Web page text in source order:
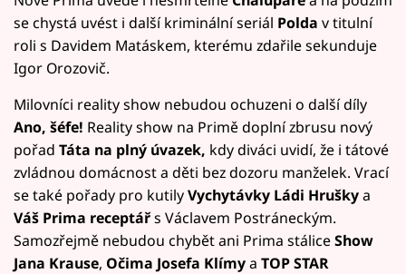
se chystá uvést i další kriminální seriál Polda v titulní
roli s Davidem Matáskem, kterému zdařile sekunduje
Igor Orozovič.
Milovníci reality show nebudou ochuzeni o další díly
Ano, šéfe! Reality show na Primě doplní zbrusu nový
pořad Táta na plný úvazek, kdy diváci uvidí, že i tátové
zvládnou domácnost a děti bez dozoru manželek. Vrací
se také pořady pro kutilyVychytávky Ládi Hruškya
Váš Prima receptářs Václavem Postráneckým.
Samozřejmě nebudou chybět ani Prima stáliceShow
Jana Krause, Očima Josefa Klímya TOP STAR